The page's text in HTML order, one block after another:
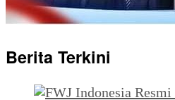
Berita Terkini